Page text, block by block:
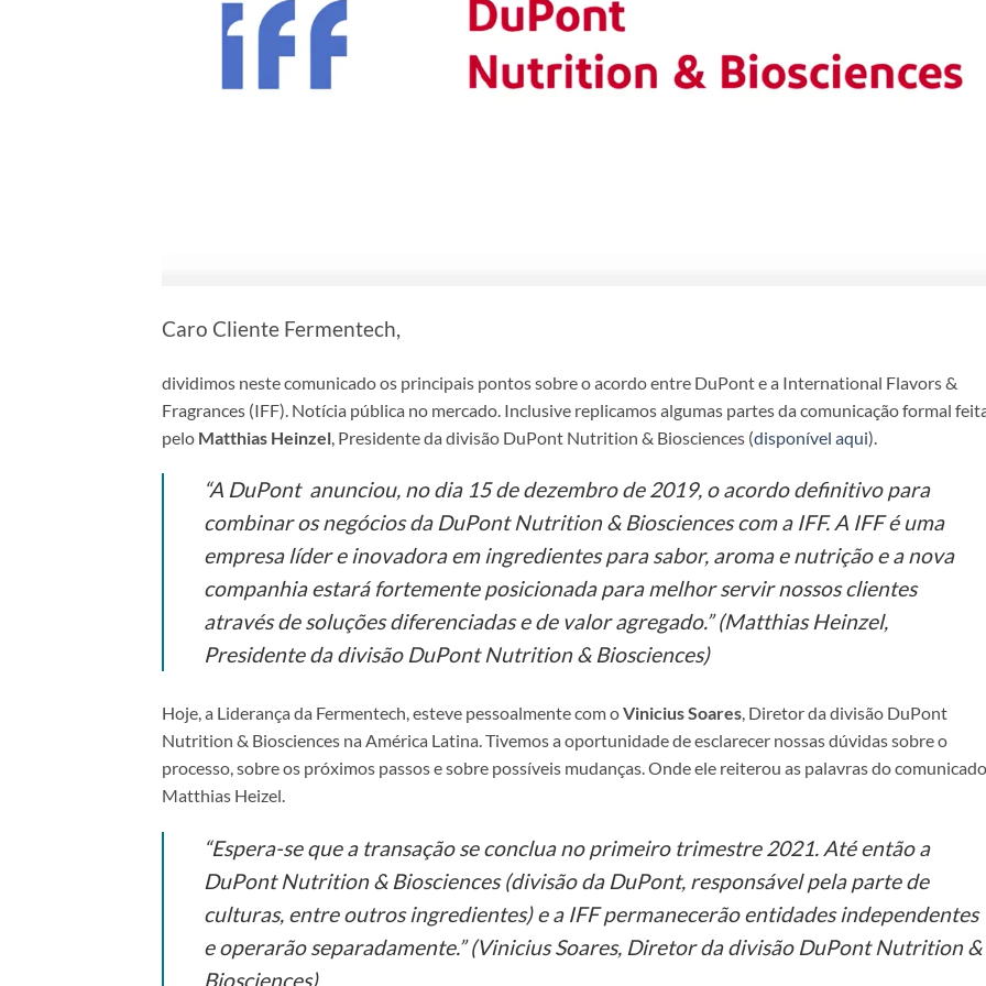
Caro Cliente Fermentech,
dividimos neste comunicado os principais pontos sobre o acordo entre DuPont e a International Flavors &
Fragrances (IFF). Notícia pública no mercado. Inclusive replicamos algumas partes da comunicação formal
pelo Matthias Heinzel , Presidente da divisão DuPont Nutrition & Biosciences (disponível aqui).
“A DuPont anunciou, no dia 15 de dezembro de 2019, o acordo definitivo para
combinar os negócios da DuPont Nutrition & Biosciences com a IFF. A IFF é uma
empresa líder e inovadora em ingredientes para sabor, aroma e nutrição e a nova
companhia estará fortemente posicionada para melhor servir nossos clientes
através de soluções diferenciadas e de valor agregado.” (Matthias Heinzel,
Presidente da divisão DuPont Nutrition & Biosciences)
Hoje, a Liderança da Fermentech, esteve pessoalmente com oVinicius Soares, Diretor da divisão DuPont
Nutrition & Biosciences na América Latina. Tivemos a oportunidade de esclarecer nossas dúvidas sobre o
processo, sobre os próximos passos e sobre possíveis mudanças. Onde ele reiterou as palavras do
Matthias Heizel.
“Espera-se que a transação se conclua no primeiro trimestre 2021. Até então a
DuPont Nutrition & Biosciences (divisão da DuPont, responsável pela parte de
culturas, entre outros ingredientes) e a IFF permanecerão entidades independentes
e operarão separadamente.” (Vinicius Soares, Diretor da divisão DuPont Nutrition &
Biosciences)